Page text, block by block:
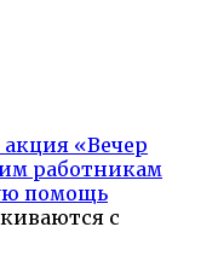
«Вечер
работникам
помощь
с